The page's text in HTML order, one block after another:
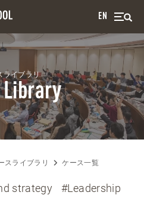
EN
ライブラリ
Library
スライブラリ ケース一覧
strategy #Leadership